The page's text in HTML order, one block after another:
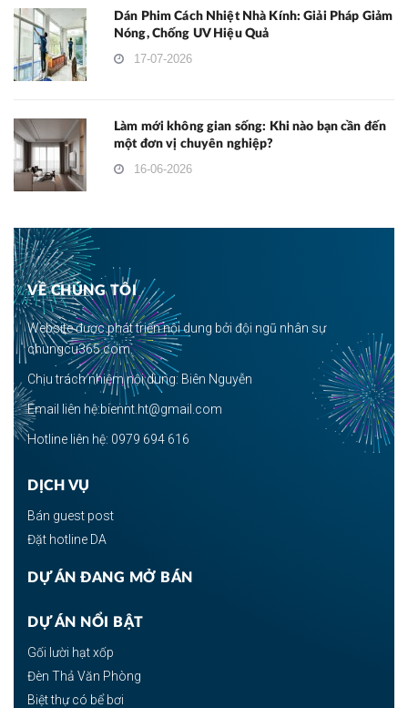
Dán Phim Cách Nhiệt Nhà Kính: Giải Pháp Giảm
Nóng, Chống UV Hiệu Quả
17-07-2026
Làm mới không gian sống: Khi nào bạn cần đến
một đơn vị chuyên nghiệp?
16-06-2026
VỀ CHÚNG TÔI
Website được phát triển nội dung bởi đội ngũ nhân sự
chungcu365.com.
Chịu trách nhiệm nội dung: Biên Nguyễn
Email liên hệ:biennt.ht@gmail.com
Hotline liên hệ: 0979 694 616
DỊCH VỤ
Bán guest post
Đặt hotline DA
DỰ ÁN ĐANG MỞ BÁN
DỰ ÁN NỔI BẬT
Gối lười hạt xốp
Đèn Thả Văn Phòng
Biệt thự có bể bơi